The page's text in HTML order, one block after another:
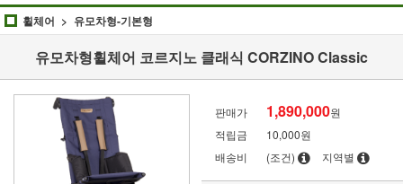
휠체어 유모차형-기본형
유모차형휠체어 코르지노 클래식 CORZINO Classic
판매가 1,890,000원
적립금
10,000원
배송비
(조건) 지역별